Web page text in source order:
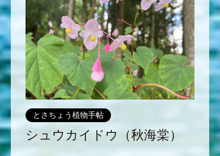
とさちょう植物手帖
シュウカイドウ（秋海棠）